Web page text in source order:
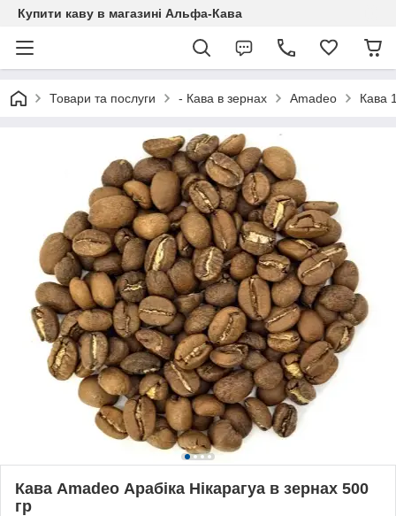
Купити каву в магазині Альфа-Кава
Товари та послуги - Кава в зернах Amadeo Кава
Кава Amadeo Арабіка Нікарагуа в зернах 500
гр